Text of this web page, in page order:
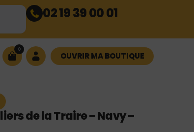
02 19 39 00 01
0
OUVRIR MA BOUTIQUE
de la Traire – Navy –